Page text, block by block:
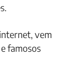
vem
famosos